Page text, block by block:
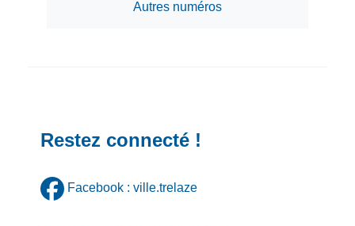
Autres numéros
Restez connecté !
Facebook : ville.trelaze